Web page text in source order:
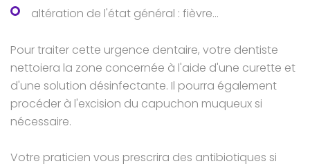
altération de l'état général : fièvre...
Pour traiter cette urgence dentaire, votre dentiste
nettoiera la zone concernée à l'aide d'une curette et
d'une solution désinfectante. Il pourra également
procéder à l'excision du capuchon muqueux si
nécessaire.
Votre praticien vous prescrira des antibiotiques si